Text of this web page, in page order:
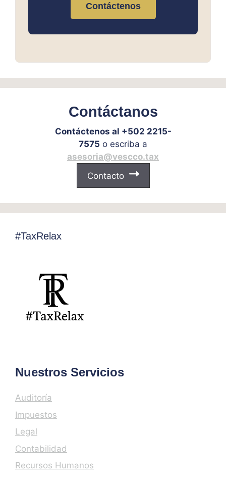
Contáctenos
Contáctanos
Contáctenos al +502 2215-
7575 o escriba a
asesoria@vescco.tax
Contacto
#TaxRelax
Nuestros Servicios
Auditoría
Impuestos
Legal
Contabilidad
Recursos Humanos